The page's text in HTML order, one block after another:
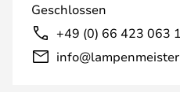
Geschlossen
+49 (0) 66 423 063